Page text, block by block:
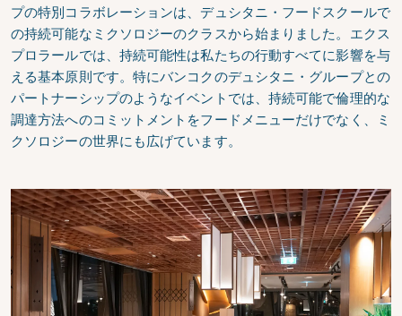
プの特別コラボレーションは、デュシタニ・フードスクールで
の持続可能なミクソロジーのクラスから始まりました。エクス
プロラールでは、持続可能性は私たちの行動すべてに影響を与
える基本原則です。特にバンコクのデュシタニ・グループとの
パートナーシップのようなイベントでは、持続可能で倫理的な
調達方法へのコミットメントをフードメニューだけでなく、ミ
クソロジーの世界にも広げています。